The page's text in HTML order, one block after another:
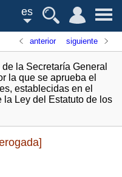
es
anterior siguiente
la Secretaría General
la que se aprueba el
establecidas en el
la Ley del Estatuto de los